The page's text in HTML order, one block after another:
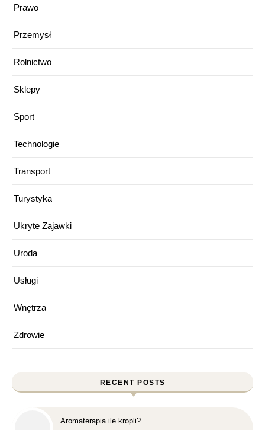
Prawo
Przemysł
Rolnictwo
Sklepy
Sport
Technologie
Transport
Turystyka
Ukryte Zajawki
Uroda
Usługi
Wnętrza
Zdrowie
RECENT POSTS
Aromaterapia ile kropli?